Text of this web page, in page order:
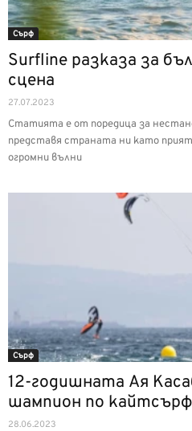
Сърф
Surfline разказа за
сцена
27.07.2023
Статията е от поредица за
представя страната ни като
огромни вълни
Сърф
12-годишната Ая
шампион по
28.06.2023